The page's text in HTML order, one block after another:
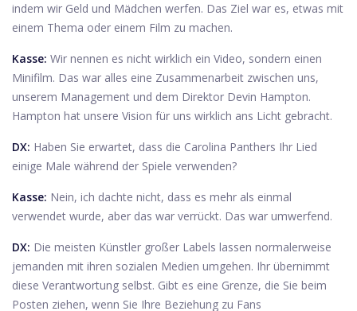
indem wir Geld und Mädchen werfen. Das Ziel war es, etwas mit
einem Thema oder einem Film zu machen.
Kasse: Wir nennen es nicht wirklich ein Video, sondern einen
Minifilm. Das war alles eine Zusammenarbeit zwischen uns,
unserem Management und dem Direktor Devin Hampton.
Hampton hat unsere Vision für uns wirklich ans Licht gebracht.
DX: Haben Sie erwartet, dass die Carolina Panthers Ihr Lied
einige Male während der Spiele verwenden?
Kasse: Nein, ich dachte nicht, dass es mehr als einmal
verwendet wurde, aber das war verrückt. Das war umwerfend.
DX: Die meisten Künstler großer Labels lassen normalerweise
jemanden mit ihren sozialen Medien umgehen. Ihr übernimmt
diese Verantwortung selbst. Gibt es eine Grenze, die Sie beim
Posten ziehen, wenn Sie Ihre Beziehung zu Fans